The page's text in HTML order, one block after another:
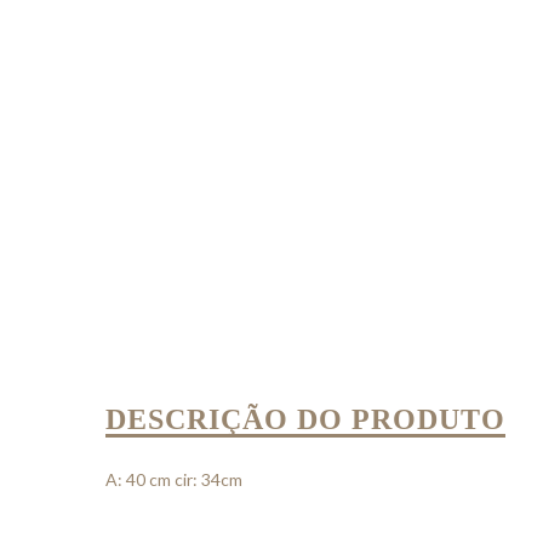
DESCRIÇÃO DO PRODUTO
A: 40 cm cir: 34cm